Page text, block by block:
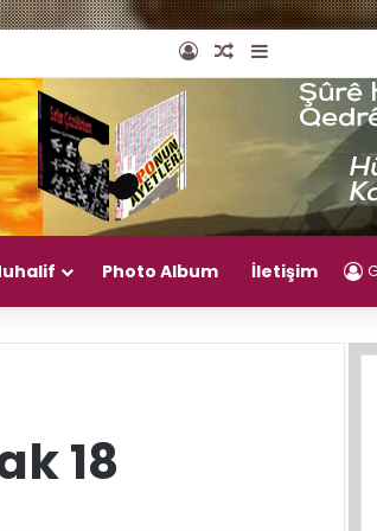
Giriş YapRastgele Makale
Kenar
Photo Album İletişim
18